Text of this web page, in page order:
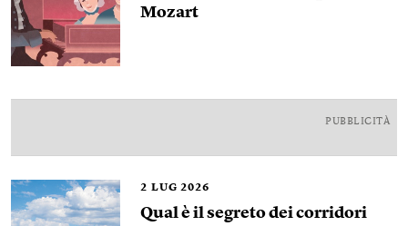
Mozart
PUBBLICITÀ
2 LUG 2026
Qual è il segreto dei corridori